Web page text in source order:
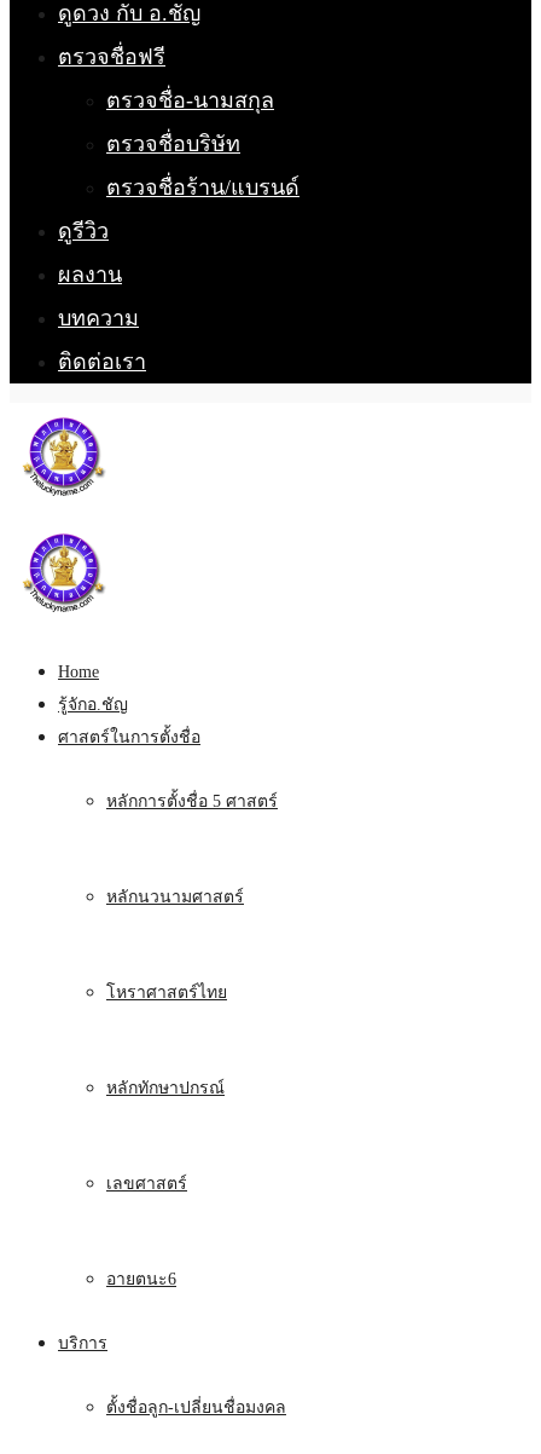
ดูดวง กับ อ.ชัญ
ตรวจชื่อฟรี
ตรวจชื่อ-นามสกุล
ตรวจชื่อบริษัท
ตรวจชื่อร้าน/แบรนด์
ดูรีวิว
ผลงาน
บทความ
ติดต่อเรา
Home
รู้จักอ.ชัญ
ศาสตร์ในการตั้งชื่อ
หลักการตั้งชื่อ 5 ศาสตร์
หลักนวนามศาสตร์
โหราศาสตร์ไทย
หลักทักษาปกรณ์
เลขศาสตร์
อายตนะ6
บริการ
ตั้งชื่อลูก-เปลี่ยนชื่อมงคล